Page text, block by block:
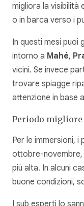
migliora la visibilità
o in barca verso i
In questi mesi puoi
intorno a Mahé,
vicini. Se invece
trovare spiagge
attenzione in base
Periodo
Per le immersioni,
ottobre-novembre,
più alta. In alcuni
buone condizioni,
I sub esperti lo